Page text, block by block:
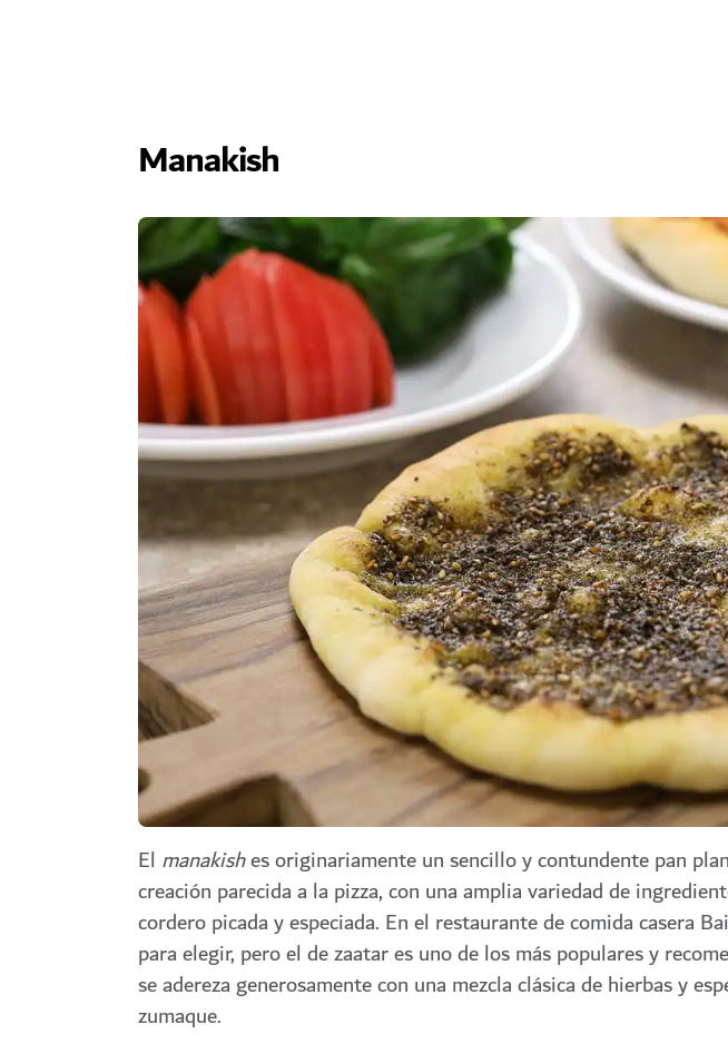
Manakish
El manakishes originariamente un sencillo y contundente pan
creación parecida a la pizza, con una amplia variedad de
cordero picada y especiada. En el restaurante de comida casera
para elegir, pero el dezaatar es uno de los más populares y
se adereza generosamente con una mezcla clásica de hierbas y
zumaque.